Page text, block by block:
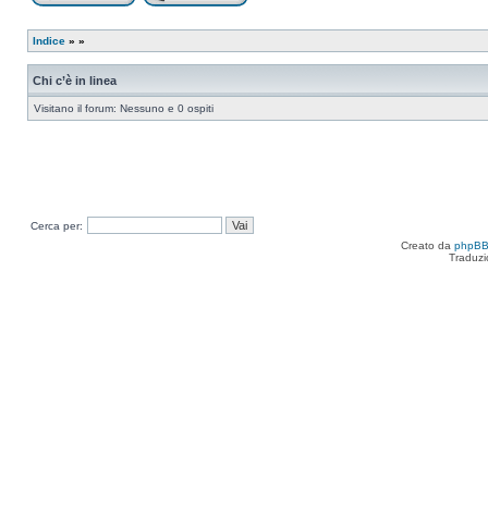
Indice » »
Chi c’è in linea
Visitano il forum: Nessuno e 0 ospiti
Cerca per:
Creato da phpBB